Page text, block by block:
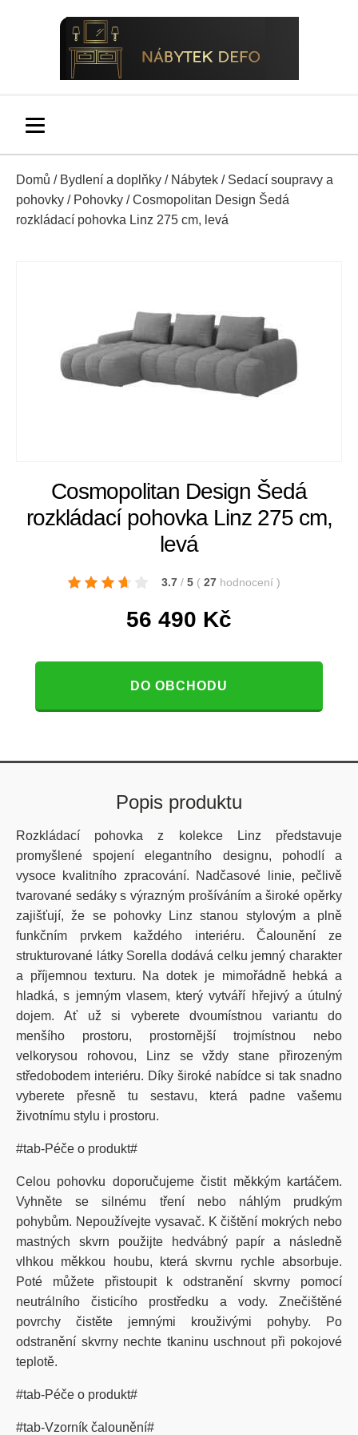
Domů / Bydlení a doplňky / Nábytek / Sedací soupravy a
pohovky / Pohovky / Cosmopolitan Design Šedá
rozkládací pohovka Linz 275 cm, levá
Cosmopolitan Design Šedá
rozkládací pohovka Linz 275 cm,
levá
3.7 / 5 ( 27 hodnocení )
56 490 Kč
DO OBCHODU
Popis produktu
Rozkládací pohovka z kolekce Linz představuje
promyšlené
spojení elegantního designu, pohodlía
vysoce kvalitního zpracování. Nadčasové linie, pečlivě
tvarované sedákysvýrazným prošívánímaširoké opěrky
zajišťují, že se pohovkyLinzstanou stylovýma plně
funkčním
prvkem každého interiéru.Čalounění ze
strukturované látky Sorella dodává celku jemný charakter
a příjemnou texturu.
Na dotek je mimořádně hebká a
hladká, s jemným vlasem, který vytváří hřejivý a útulný
dojem.
Ať už si vyberete dvoumístnou variantu do
menšího
prostoru, prostornější trojmístnou
nebo
velkorysou
rohovou, Linz sevždy stane
přirozeným
středobodem interiéru. Díky široké nabídce si tak snadno
vyberete
přesně tu sestavu, která padne
vašemu
životnímu stylu i prostoru.
#tab-Péče o produkt#
Celou pohovku doporučujeme čistit měkkým kartáčem.
Vyhněte se silnému tření nebo náhlým prudkým
pohybům. Nepoužívejte vysavač. K čištění mokrých nebo
mastných skvrn použijte hedvábný papír a následně
vlhkou měkkou houbu, která skvrnu rychle absorbuje.
Poté můžete přistoupit k odstranění skvrny pomocí
neutrálního čisticího prostředku a vody. Znečištěné
povrchy čistěte jemnými krouživými pohyby. Po
odstranění skvrny nechte tkaninu uschnout při pokojové
teplotě.
#tab-Péče o produkt#
#tab-Vzorník čalounění#